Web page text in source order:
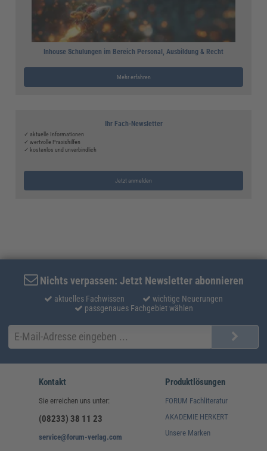
Inhouse Schulungen im Bereich Personal, Ausbildung & Recht
Mehr erfahren
Ihr Fach-Newsletter
✓ aktuelle Informationen
✓ wertvolle Praxishilfen
✓ kostenlos und unverbindlich
Jetzt anmelden
Nichts verpassen: Jetzt Newsletter abonnieren
aktuelles Fachwissen
wichtige Neuerungen
passgenaues Fachgebiet wählen
Kontakt
Sie erreichen uns unter:
(08233) 38 11 23
service@forum-verlag.com
Produktlösungen
FORUM Fachliteratur
AKADEMIE HERKERT
Unsere Marken